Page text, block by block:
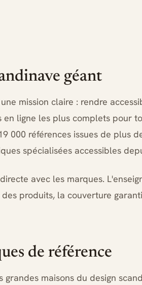
géant
mission claire : rendre
ligne les plus complets pour
000 références issues de
spécialisées accessibles
avec les marques.
produits, la couverture
de référence
maisons du design